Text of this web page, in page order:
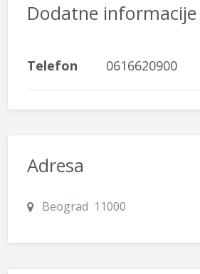
Dodatne informacije
Telefon 0616620900
Adresa
Beograd 11000